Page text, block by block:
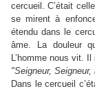
cercueil. C’était
se mirent à
étendu dans le
âme. La douleur
L’homme nous vit.
"Seigneur,
Dans le cercueil